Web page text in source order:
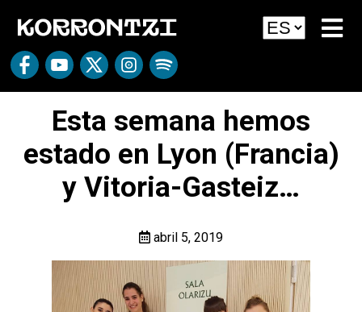
Esta semana hemos
estado en Lyon (Francia)
y Vitoria-Gasteiz…
abril 5, 2019